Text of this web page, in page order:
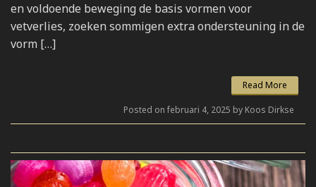
en voldoende beweging de basis vormen voor
vetverlies, zoeken sommigen extra ondersteuning in de
vorm […]
Read More
Posted on februari 4, 2025 by Koos Dirkse